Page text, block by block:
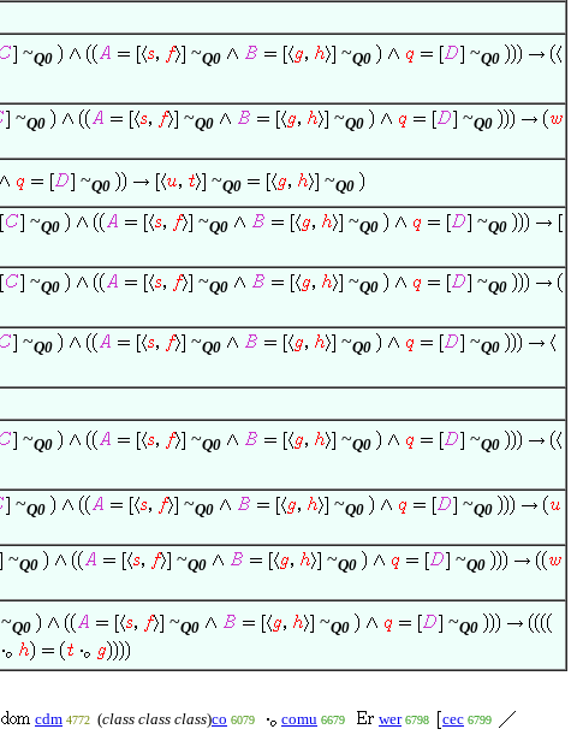
~Q0 ~Q0 ~Q0 ~Q0
~Q0 ~Q0 ~Q0 ~Q0
~Q0 ~Q0 ~Q0
~Q0 ~Q0 ~Q0 ~Q0
~Q0 ~Q0 ~Q0 ~Q0
~Q0 ~Q0 ~Q0 ~Q0
~Q0 ~Q0 ~Q0 ~Q0
~Q0 ~Q0 ~Q0 ~Q0
~Q0 ~Q0 ~Q0 ~Q0
~Q0 ~Q0 ~Q0 ~Q0
cdm 4772 (class class class)co 6079 comu 6679 wer 6798 cec 6799